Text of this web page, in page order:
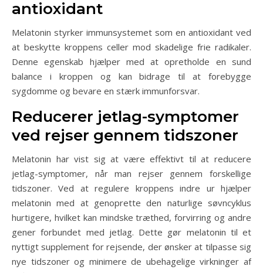
antioxidant
Melatonin styrker immunsystemet som en antioxidant ved
at beskytte kroppens celler mod skadelige frie radikaler.
Denne egenskab hjælper med at opretholde en sund
balance i kroppen og kan bidrage til at forebygge
sygdomme og bevare en stærk immunforsvar.
Reducerer jetlag-symptomer
ved rejser gennem tidszoner
Melatonin har vist sig at være effektivt til at reducere
jetlag-symptomer, når man rejser gennem forskellige
tidszoner. Ved at regulere kroppens indre ur hjælper
melatonin med at genoprette den naturlige søvncyklus
hurtigere, hvilket kan mindske træthed, forvirring og andre
gener forbundet med jetlag. Dette gør melatonin til et
nyttigt supplement for rejsende, der ønsker at tilpasse sig
nye tidszoner og minimere de ubehagelige virkninger af